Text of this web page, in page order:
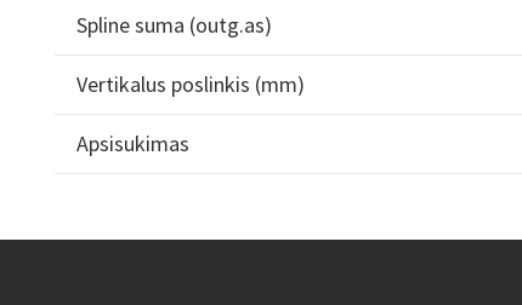
Spline suma (outg.as)
Vertikalus poslinkis (mm)
Apsisukimas